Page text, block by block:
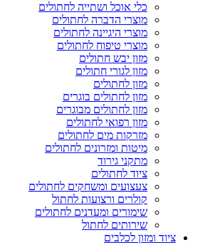
כלי אוכל ושתייה לחתולים
מוצרי הדברה לחתולים
מוצרי היגיינה לחתולים
מוצרי טיפוח לחתולים
מזון יבש חתולים
מזון לגורי חתולים
מזון לחתולים
מזון לחתולים בוגרים
מזון לחתולים מבוגרים
מזון רפואי לחתולים
מזרקות מים לחתולים
מיטות ומזרונים לחתולים
מתקני גירוד
ציוד לחתולים
צעצועים ומשחקים לחתולים
קולרים ורצועות לחתול
שימורים ומעדנים לחתולים
שירותים לחתול
ציוד ומזון לכלבים